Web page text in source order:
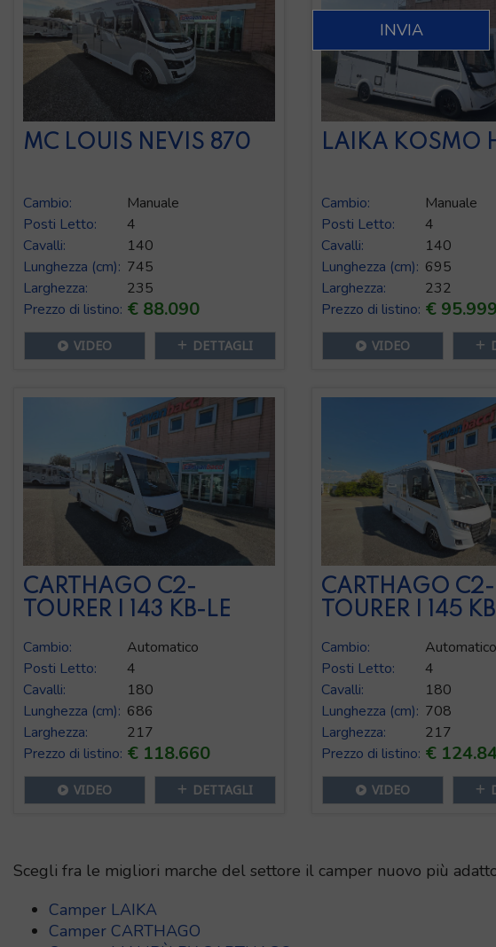
MC LOUIS NEVIS 870
Cambio:
Manuale
Posti Letto:
4
Cavalli:
140
Lunghezza (cm): 745
Larghezza:
235
Prezzo di listino: € 88.090
DETTAGLI
VIDEO
LAIKA KOSMO
Cambio:
Manuale
Posti Letto:
4
Cavalli:
140
Lunghezza (cm): 695
Larghezza:
232
Prezzo di listino: € 95.999
VIDEO
CARTHAGO C2-
TOURER I 143 KB-LE
Cambio:
Automatico
Posti Letto:
4
Cavalli:
180
Lunghezza (cm): 686
Larghezza:
217
Prezzo di listino: € 118.660
DETTAGLI
VIDEO
CARTHAGO C2-
TOURER I 145
Cambio:
Automatico
Posti Letto:
4
Cavalli:
180
Lunghezza (cm): 708
Larghezza:
217
Prezzo di listino: €
VIDEO
Scegli fra le migliori marche del settore il camper nuovo più
Camper LAIKA
Camper CARTHAGO